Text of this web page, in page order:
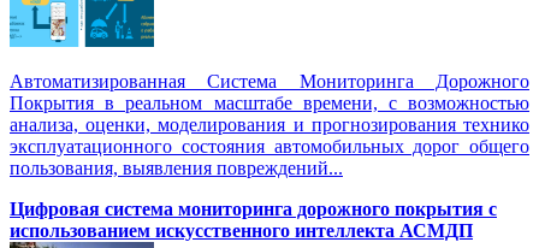
Автоматизированная Система Мониторинга Дорожного
Покрытия в реальном масштабе времени, с возможностью
анализа, оценки, моделирования и прогнозирования технико
эксплуатационного состояния автомобильных дорог общего
пользования, выявления повреждений...
Цифровая система мониторинга дорожного покрытия с
использованием искусственного интеллекта АСМДП